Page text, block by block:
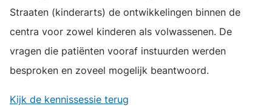
Straaten (kinderarts) de ontwikkelingen binnen de
centra voor zowel kinderen als volwassenen. De
vragen die patiënten vooraf instuurden werden
besproken en zoveel mogelijk beantwoord.
Kijk de kennissessie terug